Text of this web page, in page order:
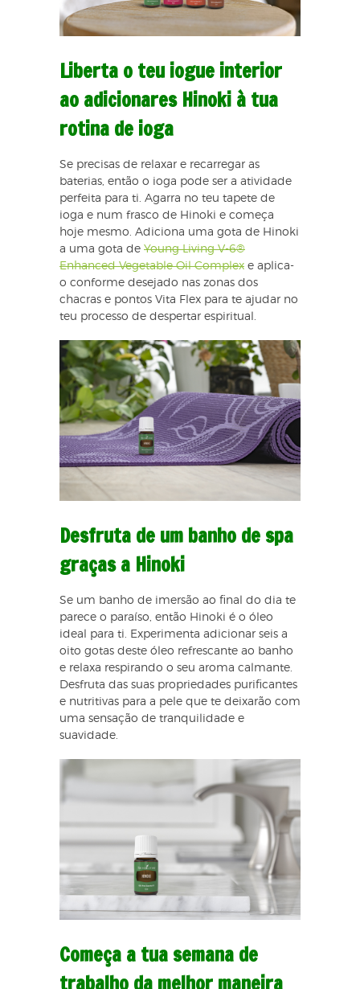
Liberta o teu iogue interior
ao adicionares Hinoki à tua
rotina de ioga
Se precisas de relaxar e recarregar as
baterias, então o ioga pode ser a atividade
perfeita para ti. Agarra no teu tapete de
ioga e num frasco de Hinoki e começa
hoje mesmo. Adiciona uma gota de Hinoki
a uma gota de Young Living V-6®
Enhanced Vegetable Oil Complex e aplica-
o conforme desejado nas zonas dos
chacras e pontos Vita Flex para te ajudar no
teu processo de despertar espiritual.
Desfruta de um banho de spa
graças a Hinoki
Se um banho de imersão ao final do dia te
parece o paraíso, então Hinoki é o óleo
ideal para ti. Experimenta adicionar seis a
oito gotas deste óleo refrescante ao banho
e relaxa respirando o seu aroma calmante.
Desfruta das suas propriedades purificantes
e nutritivas para a pele que te deixarão com
uma sensação de tranquilidade e
suavidade.
Começa a tua semana de